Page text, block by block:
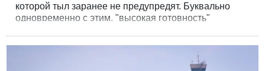
которой тыл заранее не предупредят. Буквально
одновременно с этим, "высокая готовность"